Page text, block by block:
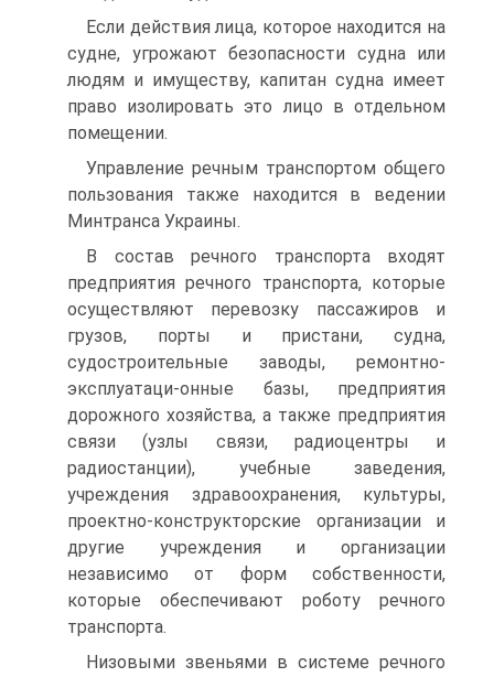
Если действия лица, которое находится на
судне, угрожают безопасности судна или
людям и имуществу, капитан судна имеет
право изолировать это лицо в отдельном
помещении.
Управление речным транспортом общего
пользования также находится в ведении
Минтранса Украины.
В состав речного транспорта входят
предприятия речного транспорта, которые
осуществляют перевозку пассажиров и
грузов, порты и пристани, судна,
судостроительные заводы, ремонтно-
эксплуатаци-онные базы, предприятия
дорожного хозяйства, а также предприятия
связи (узлы связи, радиоцентры и
радиостанции), учебные заведения,
учреждения здравоохранения, культуры,
проектно-конструкторские организации и
другие учреждения и организации
независимо от форм собственности,
которые обеспечивают роботу речного
транспорта.
Низовыми звеньями в системе речного